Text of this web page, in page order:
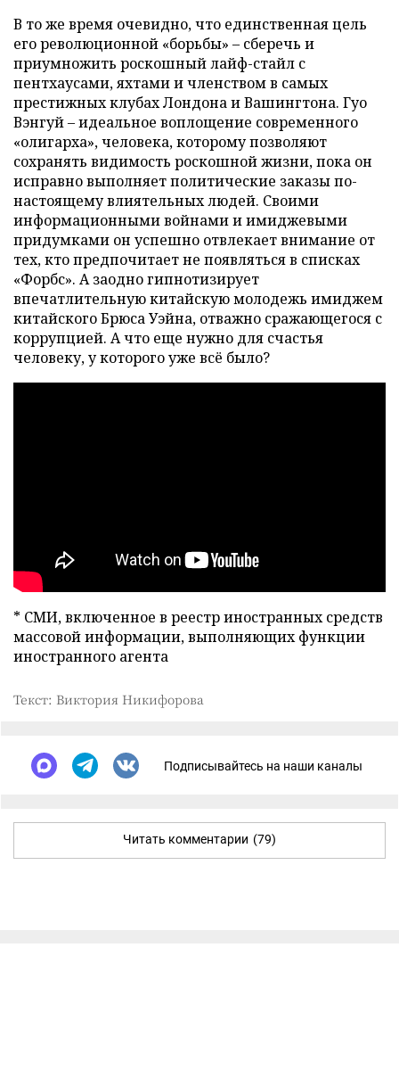
В то же время очевидно, что единственная цель
его революционной «борьбы» – сберечь и
приумножить роскошный лайф-стайл с
пентхаусами, яхтами и членством в самых
престижных клубах Лондона и Вашингтона. Гуо
Вэнгуй – идеальное воплощение современного
«олигарха», человека, которому позволяют
сохранять видимость роскошной жизни, пока он
исправно выполняет политические заказы по-
настоящему влиятельных людей. Своими
информационными войнами и имиджевыми
придумками он успешно отвлекает внимание от
тех, кто предпочитает не появляться в списках
«Форбс». А заодно гипнотизирует
впечатлительную китайскую молодежь имиджем
китайского Брюса Уэйна, отважно сражающегося с
коррупцией. А что еще нужно для счастья
человеку, у которого уже всё было?
* СМИ, включенное в реестр иностранных средств
массовой информации, выполняющих функции
иностранного агента
Текст: Виктория Никифорова
Подписывайтесь на наши каналы
Читать комментарии (79)